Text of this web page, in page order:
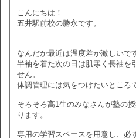
こんにちは！
五井駅前校の勝永です。
なんだか最近は温度差が激しいで
半袖を着た次の日は肌寒く長袖を
せん。
体調管理には気をつけたいところ
そろそろ高1生のみなさんが塾の
ります。
専用の学習スペースを用意し、必